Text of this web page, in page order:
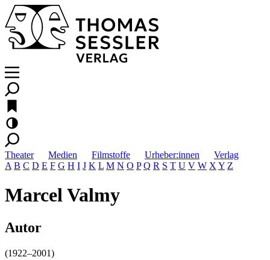
Theater Medien Filmstoffe Urheber:innen
Verlag
A B C D E F G H I J K L M N O P Q R S T U V W X Y Z
Marcel Valmy
Autor
(1922–2001)